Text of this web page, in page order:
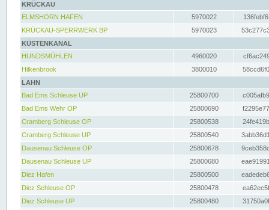
KRÜCKAU
ELMSHORN HAFEN
5970022
KRÜCKAU-SPERRWERK BP
5970023
KÜSTENKANAL
HUNDSMÜHLEN
4960020
Hilkenbrook
3800010
LAHN
Bad Ems Schleuse UP
25800700
Bad Ems Wehr OP
25800690
Cramberg Schleuse OP
25800538
Cramberg Schleuse UP
25800540
Dausenau Schleuse OP
25800678
Dausenau Schleuse UP
25800680
Diez Hafen
25800500
Diez Schleuse OP
25800478
Diez Schleuse UP
25800480